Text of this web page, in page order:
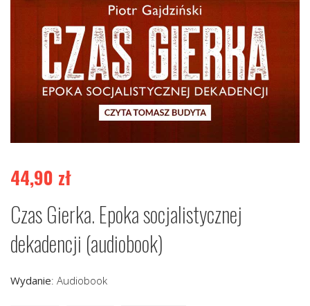
44,90 zł
Czas Gierka. Epoka socjalistycznej
dekadencji (audiobook)
Wydanie: Audiobook